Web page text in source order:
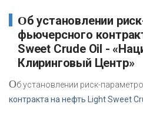
Об установлении риск-параметров для
фьючерсного
Sweet Crude Oil -
Клиринговый Центр»
Об установлении риск-
контракта на нефть Light Sweet